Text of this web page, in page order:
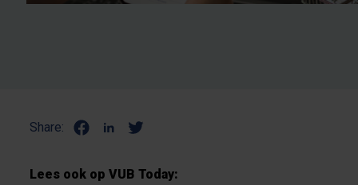
Share:
Lees ook op VUB Today: